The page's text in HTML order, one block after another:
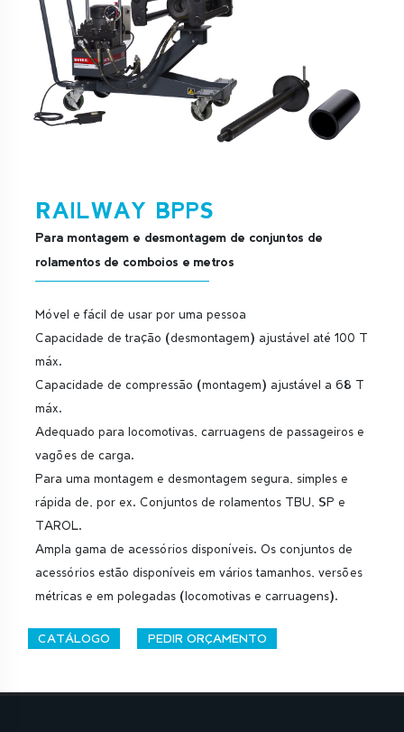
RAILWAY BPPS
Para montagem e desmontagem de conjuntos de
rolamentos de comboios e metros
Móvel e fácil de usar por uma pessoa
Capacidade de tração (desmontagem) ajustável até 100 T
máx.
Capacidade de compressão (montagem) ajustável a 68 T
máx.
Adequado para locomotivas, carruagens de passageiros e
vagões de carga.
Para uma montagem e desmontagem segura, simples e
rápida de, por ex. Conjuntos de rolamentos TBU, SP e
TAROL.
Ampla gama de acessórios disponíveis. Os conjuntos de
acessórios estão disponíveis em vários tamanhos, versões
métricas e em polegadas (locomotivas e carruagens).
CATÁLOGO PEDIR ORÇAMENTO